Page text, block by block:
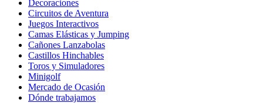
Decoraciones
Circuitos de Aventura
Juegos Interactivos
Camas Elásticas y Jumping
Cañones Lanzabolas
Castillos Hinchables
Toros y Simuladores
Minigolf
Mercado de Ocasión
Dónde trabajamos